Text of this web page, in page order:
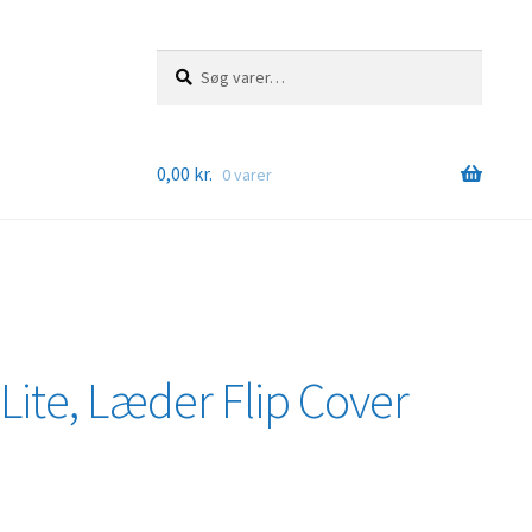
efter:
0,00 kr. 0 varer
Læder Flip Cover